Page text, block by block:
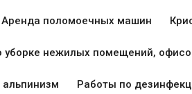
Аренда поломоечных машин
нежилых помещений,
Работы по